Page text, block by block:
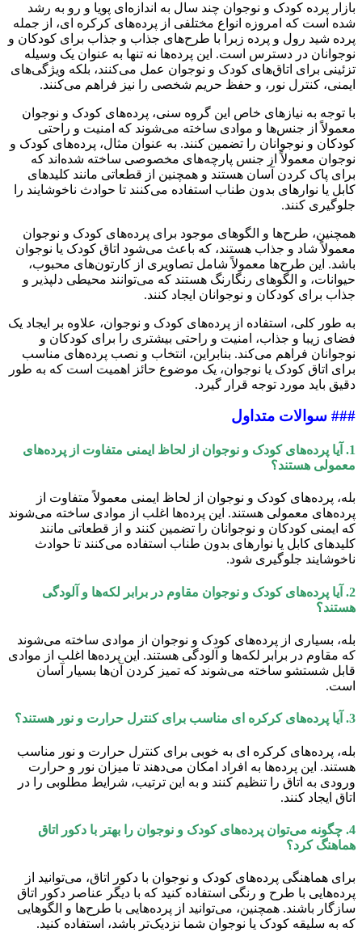
بازار پرده کودک و نوجوان چند سال به اندازه‌ای پویا و رو به رشد
شده است که امروزه انواع مختلفی از پرده‌های کرکره ای، از جمله
پرده شید رول و پرده زبرا با طرح‌های جذاب و جذاب برای کودکان و
نوجوانان در دسترس است. این پرده‌ها نه تنها به عنوان یک وسیله
تزئینی برای اتاق‌های کودک و نوجوان عمل می‌کنند، بلکه ویژگی‌های
ایمنی، کنترل نور، و حفظ حریم شخصی را نیز فراهم می‌کنند.
با توجه به نیازهای خاص این گروه سنی، پرده‌های کودک و نوجوان
معمولاً از جنس‌ها و موادی ساخته می‌شوند که امنیت و راحتی
کودکان و نوجوانان را تضمین کنند. به عنوان مثال، پرده‌های کودک و
نوجوان معمولاً از جنس پارچه‌های مخصوصی ساخته شده‌اند که
برای پاک کردن آسان هستند و همچنین از قطعاتی مانند کلیدهای
کابل یا نوارهای بدون طناب استفاده می‌کنند تا حوادث ناخوشایند را
جلوگیری کنند.
همچنین، طرح‌ها و الگوهای موجود برای پرده‌های کودک و نوجوان
معمولاً شاد و جذاب هستند، که باعث می‌شود اتاق کودک یا نوجوان
باشد. این طرح‌ها معمولاً شامل تصاویری از کارتون‌های محبوب،
حیوانات، و الگوهای رنگارنگ هستند که می‌توانند محیطی دلپذیر و
جذاب برای کودکان و نوجوانان ایجاد کنند.
به طور کلی، استفاده از پرده‌های کودک و نوجوان، علاوه بر ایجاد یک
فضای زیبا و جذاب، امنیت و راحتی بیشتری را برای کودکان و
نوجوانان فراهم می‌کند. بنابراین، انتخاب و نصب پرده‌های مناسب
برای اتاق کودک یا نوجوان، یک موضوع حائز اهمیت است که به طور
دقیق باید مورد توجه قرار گیرد.
### سوالات متداول
1. آیا پرده‌های کودک و نوجوان از لحاظ ایمنی متفاوت از پرده‌های
معمولی هستند؟
بله، پرده‌های کودک و نوجوان از لحاظ ایمنی معمولاً متفاوت از
پرده‌های معمولی هستند. این پرده‌ها اغلب از موادی ساخته می‌شوند
که ایمنی کودکان و نوجوانان را تضمین کنند و از قطعاتی مانند
کلیدهای کابل یا نوارهای بدون طناب استفاده می‌کنند تا حوادث
ناخوشایند جلوگیری شود.
2. آیا پرده‌های کودک و نوجوان مقاوم در برابر لکه‌ها و آلودگی
هستند؟
بله، بسیاری از پرده‌های کودک و نوجوان از موادی ساخته می‌شوند
که مقاوم در برابر لکه‌ها و آلودگی هستند. این پرده‌ها اغلب از موادی
قابل شستشو ساخته می‌شوند که تمیز کردن آن‌ها بسیار آسان
است.
3. آیا پرده‌های کرکره ای مناسب برای کنترل حرارت و نور هستند؟
بله، پرده‌های کرکره ای به خوبی برای کنترل حرارت و نور مناسب
هستند. این پرده‌ها به افراد امکان می‌دهند تا میزان نور و حرارت
ورودی به اتاق را تنظیم کنند و به این ترتیب، شرایط مطلوبی را در
اتاق ایجاد کنند.
4. چگونه می‌توان پرده‌های کودک و نوجوان را بهتر با دکور اتاق
هماهنگ کرد؟
برای هماهنگی پرده‌های کودک و نوجوان با دکور اتاق، می‌توانید از
پرده‌هایی با طرح و رنگی استفاده کنید که با دیگر عناصر دکور اتاق
سازگار باشند. همچنین، می‌توانید از پرده‌هایی با طرح‌ها و الگوهایی
که به سلیقه کودک یا نوجوان شما نزدیک‌تر باشد، استفاده کنید.